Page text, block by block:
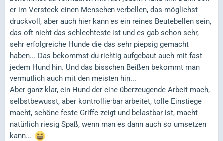
er im Versteck einen Menschen verbellen, das möglichst
druckvoll, aber auch hier kann es ein reines Beutebellen sein,
das oft nicht das schlechteste ist und es gab schon sehr,
sehr erfolgreiche Hunde die das sehr piepsig gemacht
haben... Das bekommst du richtig aufgebaut auch mit fast
jedem Hund hin. Und das bisschen Beißen bekommt man
vermutlich auch mit den meisten hin...
Aber ganz klar, ein Hund der eine überzeugende Arbeit mach,
selbstbewusst, aber kontrollierbar arbeitet, tolle Einstiege
macht, schöne feste Griffe zeigt und belastbar ist, macht
natürlich riesig Spaß, wenn man es dann auch so umsetzen
kann...